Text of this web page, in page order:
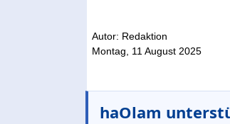
Autor: Redaktion
Montag, 11 August 2025
haOlam